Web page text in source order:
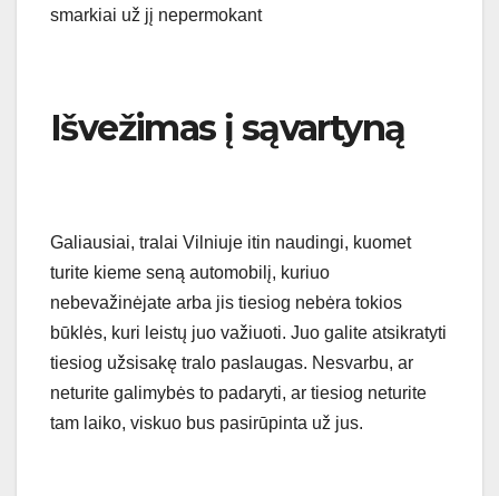
smarkiai už jį nepermokant
Išvežimas į sąvartyną
Galiausiai, tralai Vilniuje itin naudingi, kuomet
turite kieme seną automobilį, kuriuo
nebevažinėjate arba jis tiesiog nebėra tokios
būklės, kuri leistų juo važiuoti. Juo galite atsikratyti
tiesiog užsisakę tralo paslaugas. Nesvarbu, ar
neturite galimybės to padaryti, ar tiesiog neturite
tam laiko, viskuo bus pasirūpinta už jus.